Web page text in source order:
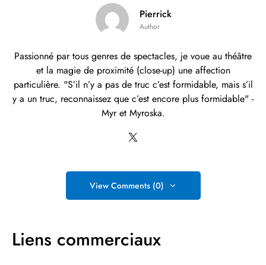
Pierrick
Author
Passionné par tous genres de spectacles, je voue au théâtre
et la magie de proximité (close-up) une affection
particulière. "S’il n’y a pas de truc c’est formidable, mais s’il
y a un truc, reconnaissez que c’est encore plus formidable" -
Myr et Myroska.
View Comments (0)
Liens commerciaux